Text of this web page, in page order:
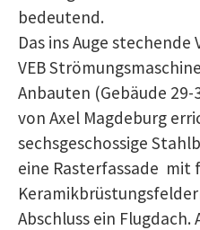
bedeutend.
Das ins Auge
VEB
Anbauten (Gebäude
von Axel Magdeburg
sechsgeschossige
eine Rasterfassade mit
Abschluss ein Flugdach.